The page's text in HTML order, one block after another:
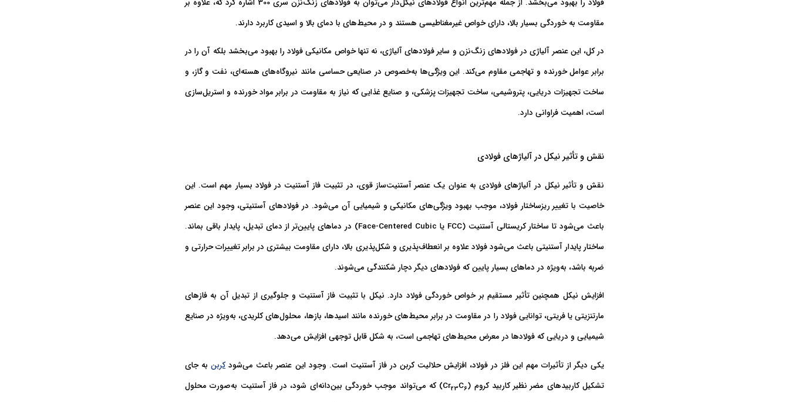
فولاد را بهبود می‌بخشد. از جمله مهم‌ترین انواع فولادهای نیکل‌دار می‌توان به فولادهای زنگ‌نزن سری 300 اشاره کرد که، علاوه بر
مقاومت به خوردگی بسیار بالا، دارایخواص غیرمغناطیسیهستند و در محیط‌های با دمای بالا و اسیدی کاربرد دارند.
در کل، این عنصر آلیاژی در فولادهای زنگ‌نزن و سایر فولادهای آلیاژی، نه تنها خواص مکانیکی فولاد را بهبود می‌بخشد بلکه آن را در
برابر عوامل خورنده و تهاجمی مقاوم می‌کند. این ویژگی‌ها به‌خصوص در صنایعی حساسی مانند نیروگاه‌های هسته‌ای، نفت و گاز، و
ساخت تجهیزات دریایی، پتروشیمی، ساخت تجهیزات پزشکی، و صنایع غذایی که نیاز به مقاومت در برابر مواد خورنده و استریل‌سازی
است، اهمیت فراوانی دارد.
نقش و تأثیر نیکل در آلیاژهای فولادی
نقش و تأثیر نیکل در آلیاژهای فولادی به عنوان یک عنصر آستنیت‌ساز قوی، در تثبیت فاز آستنیت در فولاد بسیار مهم است. این
خاصیت با تغییر ریزساختار فولاد، موجب بهبود ویژگی‌های مکانیکی و شیمیایی آن می‌شود. در فولادهای آستنیتی، وجود این عنصر
باعث می‌شود تا ساختار کریستالی آستنیت (FCC یا Face-Centered Cubic) در دماهای پایین‌تر از دمای تبدیل، پایدار باقی بماند.
ساختار پایدار آستنیتی باعث می‌شود فولاد علاوه بر انعطاف‌پذیری و شکل‌پذیری بالا، دارای مقاومت بیشتری در برابر تغییرات حرارتی و
ضربه باشد، به‌ویژه در دماهای بسیار پایینکه فولادهای دیگر دچار شکنندگی می‌شوند.
افزایش نیکل همچنینتأثیر مستقیم بر خواص خوردگی فولاد دارد. نیکل با تثبیت فاز آستنیت وجلوگیری از تبدیل آن به فازهای
مارتنزیتی یا فریتی، توانایی فولاد را در مقاومت در برابر محیط‌های خورنده مانند اسیدها، بازها، محلول‌های کلریدی، به‌ویژه در صنایع
شیمیایی و دریایی که فولادها در معرض محیط‌های تهاجمی است، به شکل قابل توجهی افزایش می‌دهد.
یکی دیگر از تأثیرات مهم این فلز در فولاد، افزایش حلالیت کربن در فاز آستنیت است. وجود این عنصر باعث می‌شودکربنبه جای
تشکیل کاربیدهای مضر نظیر کاربید کروم (Cr
23C6
) که می‌تواند موجب خوردگی بین‌دانه‌ای شود، در فاز آستنیت به‌صورت محلول